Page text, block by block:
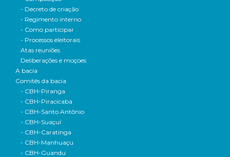
- Decreto de criação
- Regimento interno
- Como participar
- Processos eleitorais
Atas reuniões
Deliberações e moçoes
A bacia
Comitês da bacia
- CBH-Piranga
- CBH-Piracicaba
- CBH-Santo Antônio
- CBH-Suaçuí
- CBH-Caratinga
- CBH-Manhuaçu
- CBH-Guandu